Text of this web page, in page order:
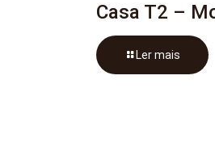
Casa T2 –
Ler mais